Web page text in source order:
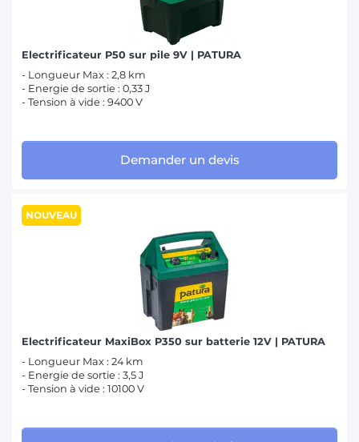
Electrificateur P50 sur pile 9V | PATURA
- Longueur Max : 2,8 km
- Energie de sortie : 0,33 J
- Tension à vide : 9400 V
Demander un devis
NOUVEAU
Electrificateur MaxiBox P350 sur batterie 12V | PATURA
- Longueur Max : 24 km
- Energie de sortie : 3,5 J
- Tension à vide : 10100 V